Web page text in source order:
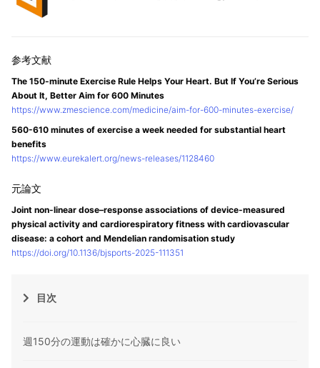
The 150-minute Exercise Rule Helps Your Heart. But If You’re Serious
About It, Better Aim for 600 Minutes
https://www.zmescience.com/medicine/aim-for-600-minutes-exercise/
560-610 minutes of exercise a week needed for substantial heart
benefits
https://www.eurekalert.org/news-releases/1128460
Joint non-linear dose–response associations of device-measured
physical activity and cardiorespiratory fitness with cardiovascular
disease: a cohort and Mendelian randomisation study
https://doi.org/10.1136/bjsports-2025-111351
目次
週150分の運動は確かに心臓に良い